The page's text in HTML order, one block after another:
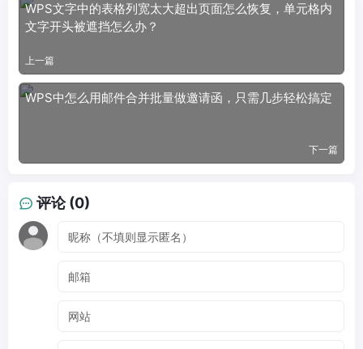
WPS文字中的表格列宽太大超出页面怎么恢复，单元格内
文字开头被遮挡怎么办？
上一篇
WPS中怎么用邮件合并批量做邀请函，只需几步轻松搞定
下一篇
评论 (0)